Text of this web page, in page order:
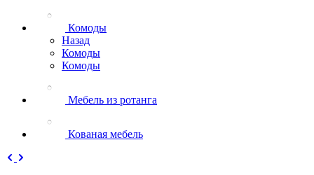
Комоды
Назад
Комоды
Комоды
Мебель из ротанга
Кованая мебель